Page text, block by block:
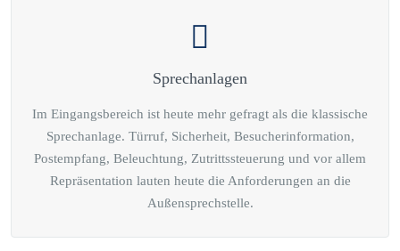
Sprechanlagen
Im Eingangsbereich ist heute mehr gefragt als die klassische
Sprechanlage. Türruf, Sicherheit, Besucherinformation,
Postempfang, Beleuchtung, Zutrittssteuerung und vor allem
Repräsentation lauten heute die Anforderungen an die
Außensprechstelle.